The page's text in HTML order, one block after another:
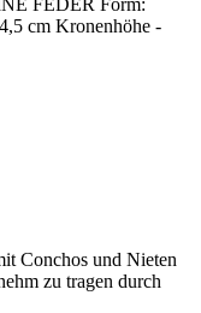
FEDER Form:
cm Kronenhöhe -
Conchos und Nieten
zu tragen durch